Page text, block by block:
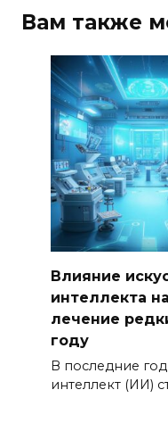
Вам также
Влияние
интеллекта
лечение
году
В последние
интеллект (ИИ)